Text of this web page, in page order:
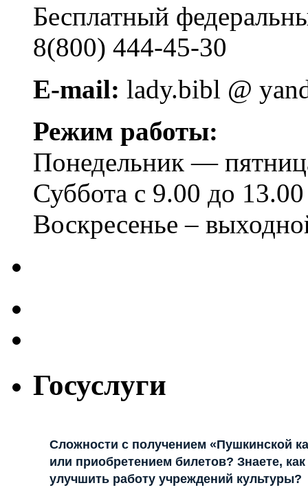
Бесплатный
8(800) 444-45-30
E-mail: lady.bibl @
Режим работы:
Понедельник —
Суббота с 9.00 до 13.00
Воскресенье –
Госуслуги
Сложности с получением «Пушкинской
или приобретением билетов? Знаете, как
улучшить работу учреждений культуры?